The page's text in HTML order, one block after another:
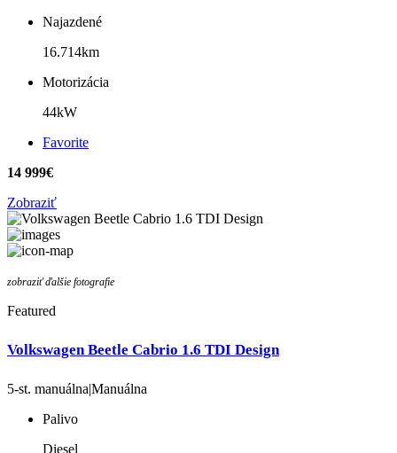
Najazdené
16.714km
Motorizácia
44kW
Favorite
14 999€
Zobraziť
zobraziť ďalšie fotografie
Featured
Volkswagen Beetle Cabrio 1.6 TDI Design
5-st. manuálna|Manuálna
Palivo
Diesel